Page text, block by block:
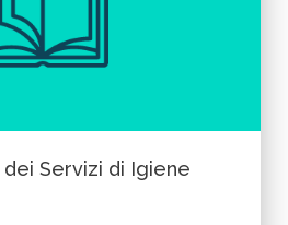
dei Servizi di Igiene